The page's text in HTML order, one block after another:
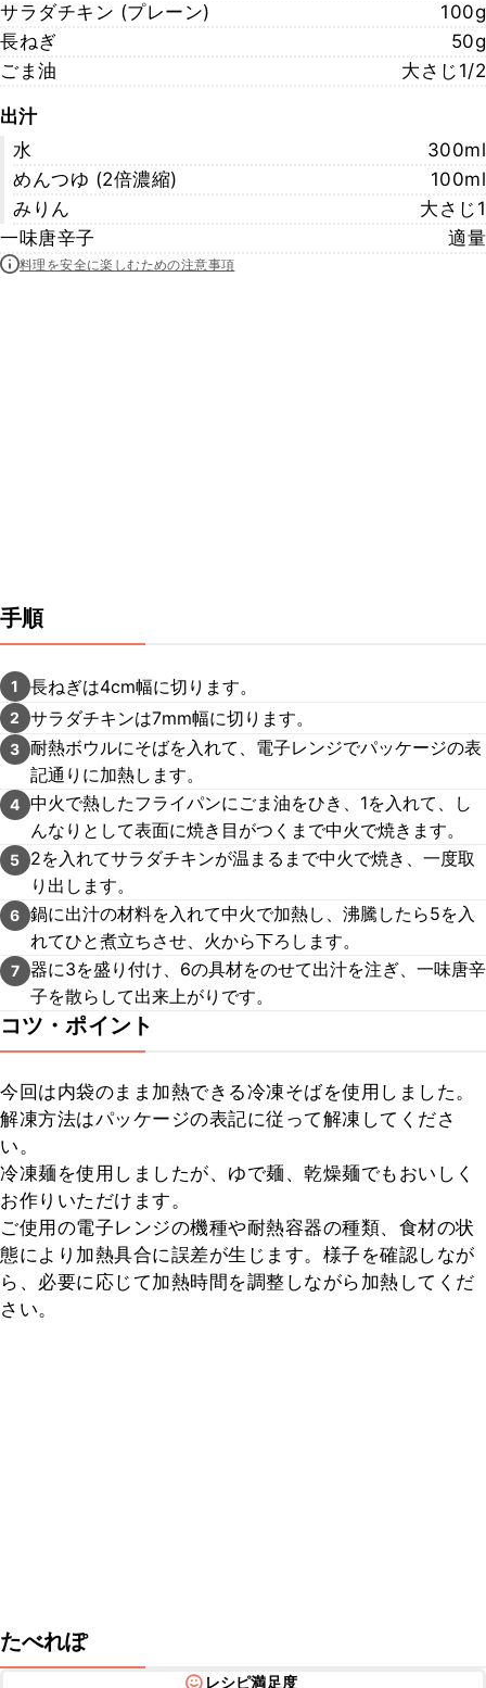
サラダチキン (プレーン)
100g
長ねぎ
50g
ごま油
大さじ1/2
出汁
水
300ml
めんつゆ (2倍濃縮)
100ml
みりん
大さじ1
一味唐辛子
適量
料理を安全に楽しむための注意事項
手順
1 長ねぎは4cm幅に切ります。
2 サラダチキンは7mm幅に切ります。
3 耐熱ボウルにそばを入れて、電子レンジでパッケージの表
記通りに加熱します。
4 中火で熱したフライパンにごま油をひき、1を入れて、し
んなりとして表面に焼き目がつくまで中火で焼きます。
5
2を入れてサラダチキンが温まるまで中火で焼き、一度取
り出します。
6 鍋に出汁の材料を入れて中火で加熱し、沸騰したら5を入
れてひと煮立ちさせ、火から下ろします。
7 器に3を盛り付け、6の具材をのせて出汁を注ぎ、一味唐辛
子を散らして出来上がりです。
コツ・ポイント
今回は内袋のまま加熱できる冷凍そばを使用しました。
解凍方法はパッケージの表記に従って解凍してくださ
い。
冷凍麺を使用しましたが、ゆで麺、乾燥麺でもおいしく
お作りいただけます。
ご使用の電子レンジの機種や耐熱容器の種類、食材の状
態により加熱具合に誤差が生じます。様子を確認しなが
ら、必要に応じて加熱時間を調整しながら加熱してくだ
さい。
たべれぽ
レシピ満足度